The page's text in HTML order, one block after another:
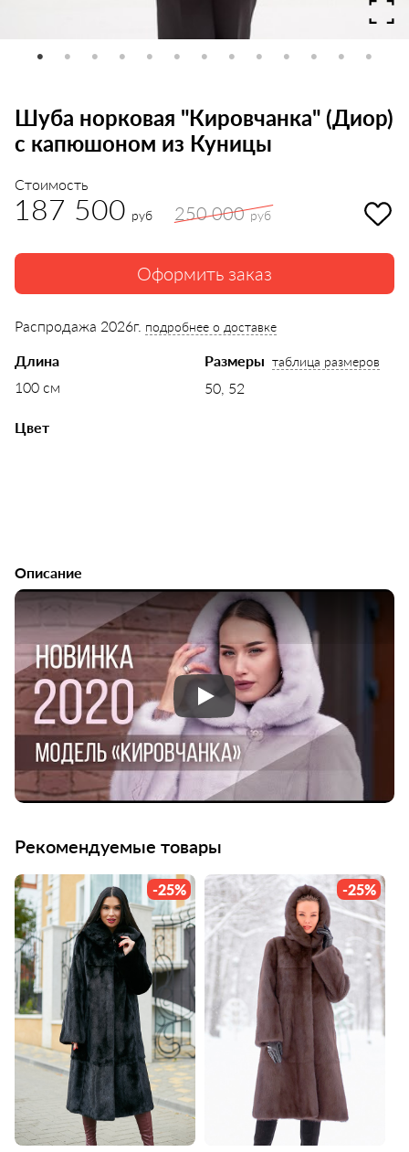
Шуба норковая "Кировчанка" (Диор)
с капюшоном из Куницы
Стоимость
187 500 руб 250 000 руб
Оформить заказ
Распродажа 2026г. подробнее о доставке
Длина
100 см
Размеры таблица размеров
50, 52
Цвет
Описание
Кировская меховая фабрика
Рекомендуемые товары
-25% -25%